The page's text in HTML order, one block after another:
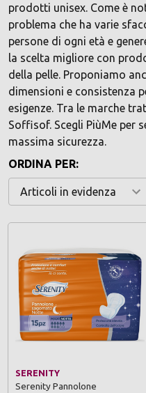
prodotti unisex. Come è
problema che ha varie
persone di ogni età e
la scelta migliore con
della pelle. Proponiamo
dimensioni e consistenza
esigenze. Tra le marche
Soffisof. Scegli PiùMe per
massima sicurezza.
ORDINA PER:
SERENITY
Serenity Pannolone